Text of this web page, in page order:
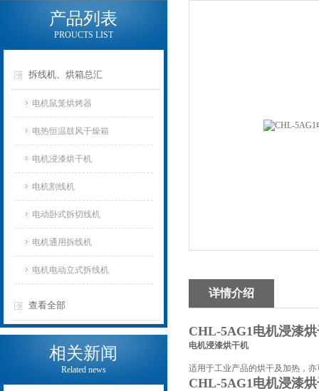
产品列表
PROUCTS LIST
拆线机、烘箱总汇
电机鼠笼烘烤器
电热恒温鼓风干燥箱
电机浸漆烘干机
电机割线机
电动卧式拆切线机
电机通用拆线机
电机电动立式拆线机
查看全部
相关新闻
Related news
详情介绍
CHL-5AG1电机浸漆
电机浸漆烘干机
适用于工业产品的烘干及加热，
CHL-5AG1电机浸漆